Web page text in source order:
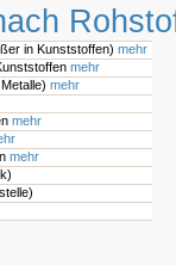
in Kunststoffen) mehr
mehr
mehr
mehr
mehr